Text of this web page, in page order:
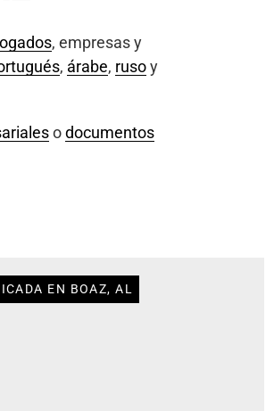
, empresas y
, árabe, rusoy
odocumentos
EN BOAZ, AL